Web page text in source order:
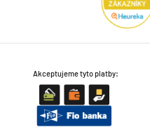
Akceptujeme tyto platby: